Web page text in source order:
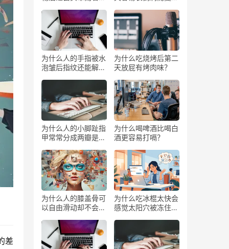
差
为什么人的手指被水
泡皱后指纹还能解锁
为什么吃烧烤后第二
天放屁有烤肉味？
为什么人的小脚趾指
甲常常分成两瓣是返
为什么喝啤酒比喝白
酒更容易打嗝？
为什么人的膝盖骨可
以自由滑动却不会掉
为什么吃冰棍太快会
感觉太阳穴被冻住了